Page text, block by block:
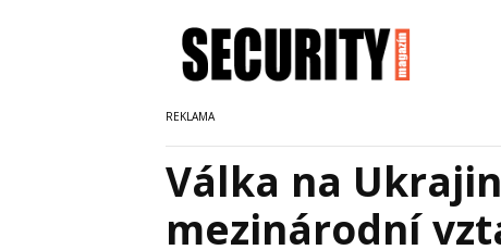
Válka na
mezinárodní